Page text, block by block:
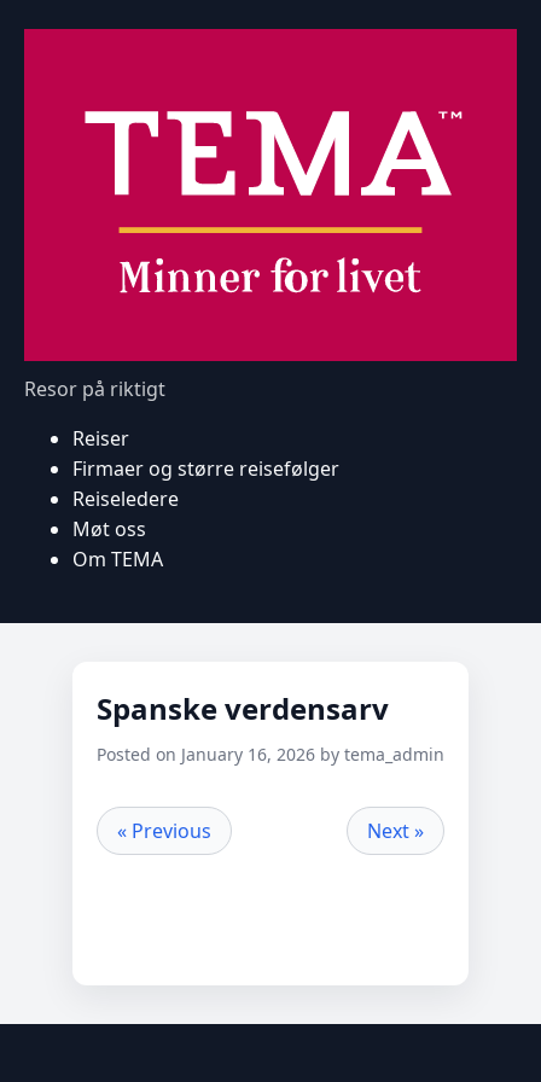
Resor på riktigt
Reiser
Firmaer og større reisefølger
Reiseledere
Møt oss
Om TEMA
Spanske verdensarv
Posted on January 16, 2026 by tema_admin
« Previous Next »